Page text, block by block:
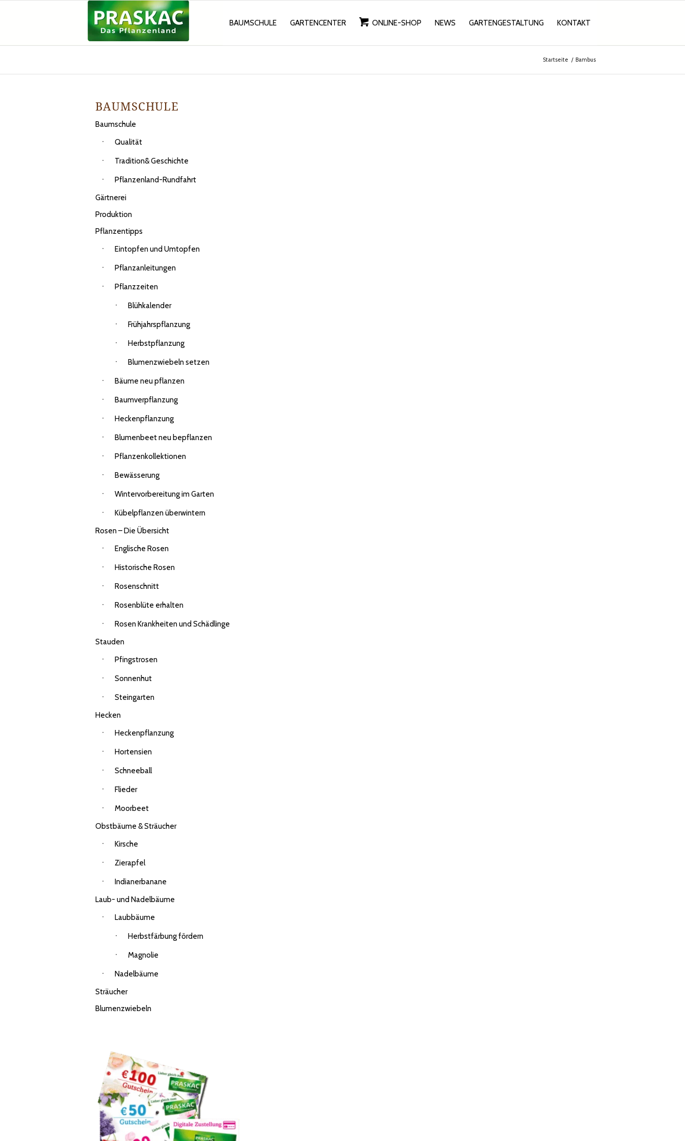
BAUMSCHULE GARTENCENTER ONLINE-SHOP NEWS GARTENGESTALTUNG KONTAKT
Startseite / Bambus
BAUMSCHULE
Baumschule
Qualität
Tradition& Geschichte
Pflanzenland-Rundfahrt
Gärtnerei
Produktion
Pflanzentipps
Eintopfen und Umtopfen
Pflanzanleitungen
Pflanzzeiten
Blühkalender
Frühjahrspflanzung
Herbstpflanzung
Blumenzwiebeln setzen
Bäume neu pflanzen
Baumverpflanzung
Heckenpflanzung
Blumenbeet neu bepflanzen
Pflanzenkollektionen
Bewässerung
Wintervorbereitung im Garten
Kübelpflanzen überwintern
Rosen – Die Übersicht
Englische Rosen
Historische Rosen
Rosenschnitt
Rosenblüte erhalten
Rosen Krankheiten und Schädlinge
Stauden
Pfingstrosen
Sonnenhut
Steingarten
Hecken
Heckenpflanzung
Hortensien
Schneeball
Flieder
Moorbeet
Obstbäume & Sträucher
Kirsche
Zierapfel
Indianerbanane
Laub- und Nadelbäume
Laubbäume
Herbstfärbung fördern
Magnolie
Nadelbäume
Sträucher
Blumenzwiebeln